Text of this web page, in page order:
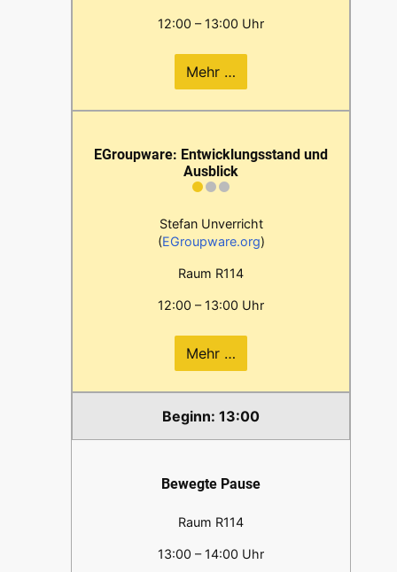
12:00 – 13:00 Uhr
Mehr …
EGroupware: Entwicklungsstand und
Ausblick
Stefan Unverricht
(EGroupware.org)
Raum R114
12:00 – 13:00 Uhr
Mehr …
13:00
Bewegte Pause
Raum R114
13:00 – 14:00 Uhr